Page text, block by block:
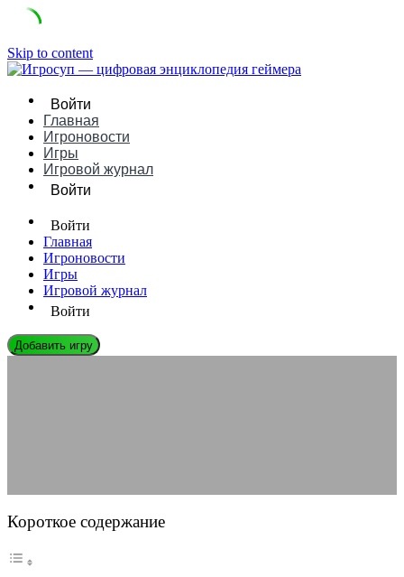
Skip to content
Войти
Главная
Игроновости
Игры
Игровой журнал
Войти
Войти
Главная
Игроновости
Игры
Игровой журнал
Войти
Добавить игру
Короткое содержание